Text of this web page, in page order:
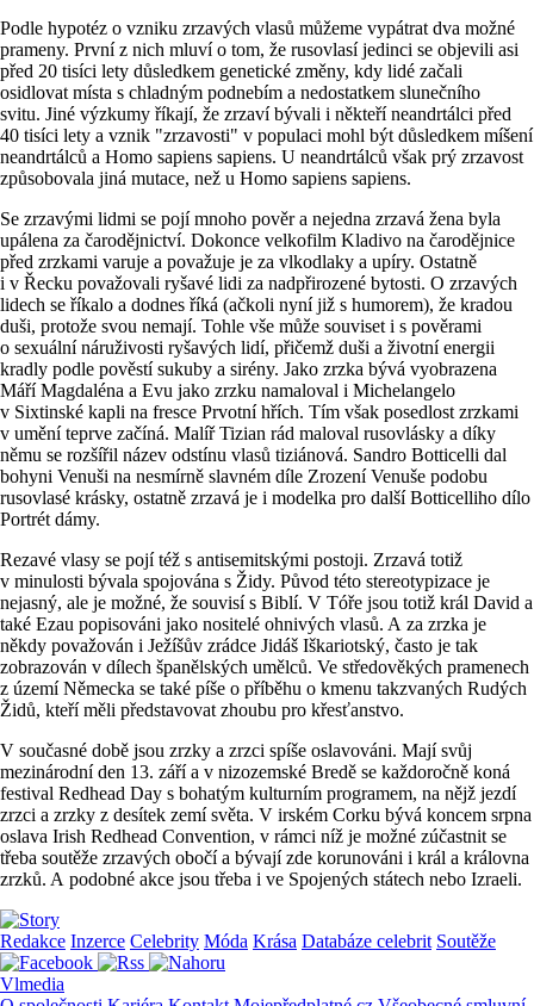
Podle hypotéz o vzniku zrzavých vlasů můžeme vypátrat dva možné
prameny. První z nich mluví o tom, že rusovlasí jedinci se objevili asi
před 20 tisíci lety důsledkem genetické změny, kdy lidé začali
osidlovat místa s chladným podnebím a nedostatkem slunečního
svitu. Jiné výzkumy říkají, že zrzaví bývali i někteří neandrtálci před
40 tisíci lety a vznik "zrzavosti" v populaci mohl být důsledkem míšení
neandrtálců a Homo sapiens sapiens. U neandrtálců však prý zrzavost
způsobovala jiná mutace, než u Homo sapiens sapiens.
Se zrzavými lidmi se pojí mnoho pověr a nejedna zrzavá žena byla
upálena za čarodějnictví. Dokonce velkofilm Kladivo na čarodějnice
před zrzkami varuje a považuje je za vlkodlaky a upíry. Ostatně
i v Řecku považovali ryšavé lidi za nadpřirozené bytosti. O zrzavých
lidech se říkalo a dodnes říká (ačkoli nyní již s humorem), že kradou
duši, protože svou nemají. Tohle vše může souviset i s pověrami
o sexuální náruživosti ryšavých lidí, přičemž duši a životní energii
kradly podle pověstí sukuby a sirény. Jako zrzka bývá vyobrazena
Máří Magdaléna a Evu jako zrzku namaloval i Michelangelo
v Sixtinské kapli na fresce Prvotní hřích. Tím však posedlost zrzkami
v umění teprve začíná. Malíř Tizian rád maloval rusovlásky a díky
němu se rozšířil název odstínu vlasů tiziánová. Sandro Botticelli dal
bohyni Venuši na nesmírně slavném díle Zrození Venuše podobu
rusovlasé krásky, ostatně zrzavá je i modelka pro další Botticelliho dílo
Portrét dámy.
Rezavé vlasy se pojí též s antisemitskými postoji. Zrzavá totiž
v minulosti bývala spojována s Židy. Původ této stereotypizace je
nejasný, ale je možné, že souvisí s Biblí. V Tóře jsou totiž král David a
také Ezau popisováni jako nositelé ohnivých vlasů. A za zrzka je
někdy považován i Ježíšův zrádce Jidáš Iškariotský, často je tak
zobrazován v dílech španělských umělců. Ve středověkých pramenech
z území Německa se také píše o příběhu o kmenu takzvaných Rudých
Židů, kteří měli představovat zhoubu pro křesťanstvo.
V současné době jsou zrzky a zrzci spíše oslavováni. Mají svůj
mezinárodní den 13. září a v nizozemské Bredě se každoročně koná
festival Redhead Day s bohatým kulturním programem, na nějž jezdí
zrzci a zrzky z desítek zemí světa. V irském Corku bývá koncem srpna
oslava Irish Redhead Convention, v rámci níž je možné zúčastnit se
třeba soutěže zrzavých obočí a bývají zde korunováni i král a královna
zrzků. A podobné akce jsou třeba i ve Spojených státech nebo Izraeli.
Redakce Inzerce Celebrity Móda Krása Databáze celebrit Soutěže
Vlmedia